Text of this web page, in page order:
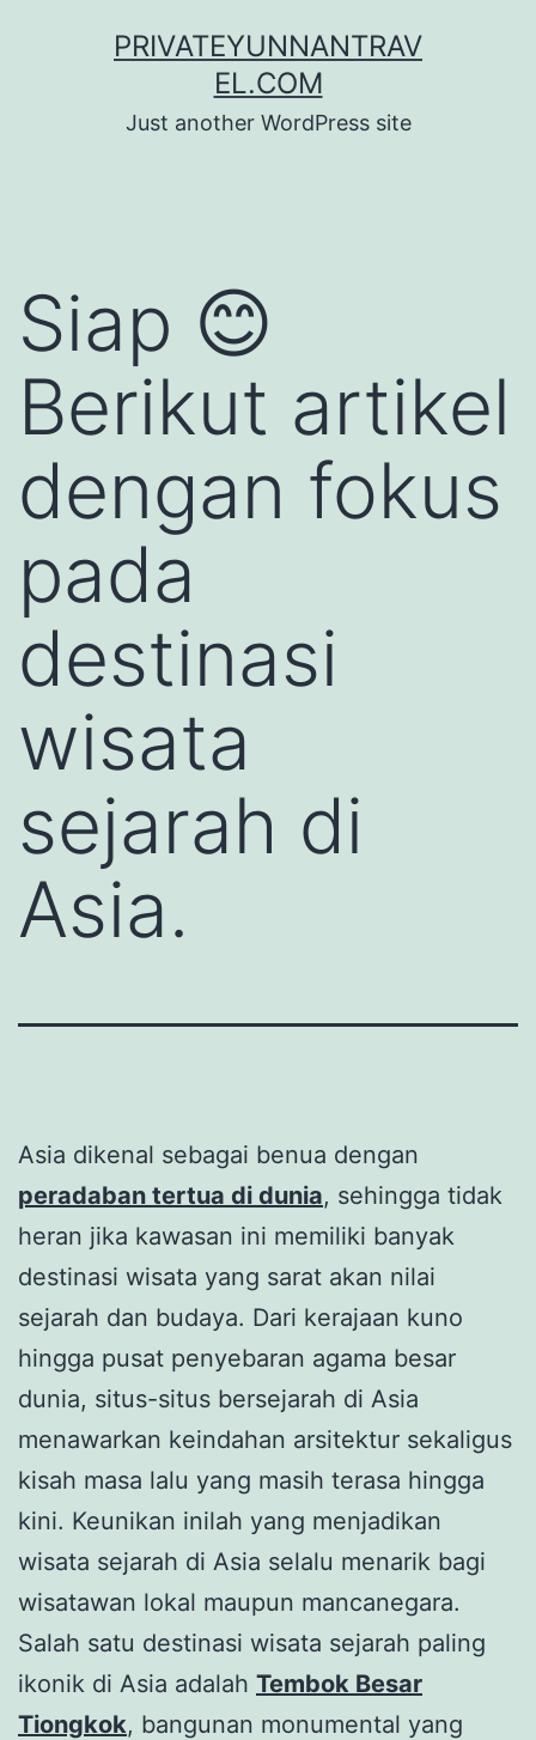
PRIVATEYUNNANTRAV
EL.COM
Just another WordPress site
Siap 😊
Berikut artikel
dengan fokus
pada
destinasi
wisata
sejarah di
Asia.
Asia dikenal sebagai benua dengan
peradaban tertua di dunia, sehingga tidak
heran jika kawasan ini memiliki banyak
destinasi wisata yang sarat akan nilai
sejarah dan budaya. Dari kerajaan kuno
hingga pusat penyebaran agama besar
dunia, situs-situs bersejarah di Asia
menawarkan keindahan arsitektur sekaligus
kisah masa lalu yang masih terasa hingga
kini. Keunikan inilah yang menjadikan
wisata sejarah di Asia selalu menarik bagi
wisatawan lokal maupun mancanegara.
Salah satu destinasi wisata sejarah paling
ikonik di Asia adalah Tembok Besar
Tiongkok, bangunan monumental yang